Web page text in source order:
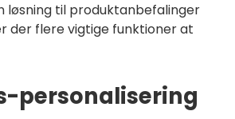
løsning til produktanbefalinger
der flere vigtige funktioner at
personalisering